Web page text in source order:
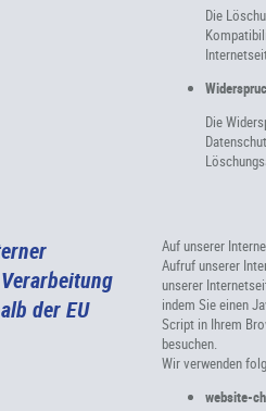
Die
Die
der EU
Auf unserer
Aufruf unserer
unserer
indem Sie einen
Script in Ihrem
besuchen.
Wir verwenden
website-